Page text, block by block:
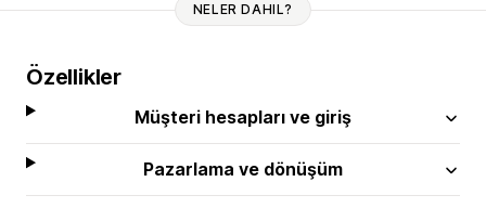
NELER DAHIL?
Özellikler
Müşteri hesapları ve giriş
Pazarlama ve dönüşüm